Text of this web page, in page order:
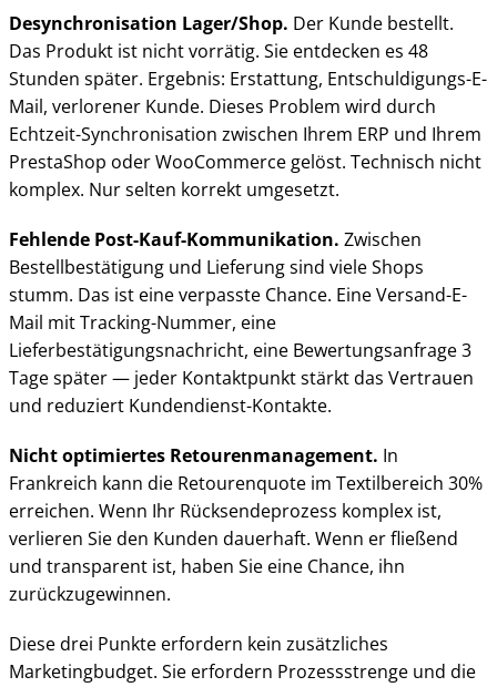
Desynchronisation Lager/Shop. Der Kunde bestellt.
Das Produkt ist nicht vorrätig. Sie entdecken es 48
Stunden später. Ergebnis: Erstattung, Entschuldigungs-E-
Mail, verlorener Kunde. Dieses Problem wird durch
Echtzeit-Synchronisation zwischen Ihrem ERP und Ihrem
PrestaShop oder WooCommerce gelöst. Technisch nicht
komplex. Nur selten korrekt umgesetzt.
Fehlende Post-Kauf-Kommunikation. Zwischen
Bestellbestätigung und Lieferung sind viele Shops
stumm. Das ist eine verpasste Chance. Eine Versand-E-
Mail mit Tracking-Nummer, eine
Lieferbestätigungsnachricht, eine Bewertungsanfrage 3
Tage später — jeder Kontaktpunkt stärkt das Vertrauen
und reduziert Kundendienst-Kontakte.
Nicht optimiertes Retourenmanagement. In
Frankreich kann die Retourenquote im Textilbereich 30%
erreichen. Wenn Ihr Rücksendeprozess komplex ist,
verlieren Sie den Kunden dauerhaft. Wenn er fließend
und transparent ist, haben Sie eine Chance, ihn
zurückzugewinnen.
Diese drei Punkte erfordern kein zusätzliches
Marketingbudget. Sie erfordern Prozessstrenge und die